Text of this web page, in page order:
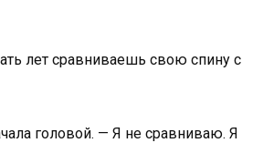
лет сравниваешь свою спину с
головой. — Я не сравниваю. Я